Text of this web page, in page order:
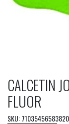
CALCETIN
FLUOR
SKU: 71035456583820